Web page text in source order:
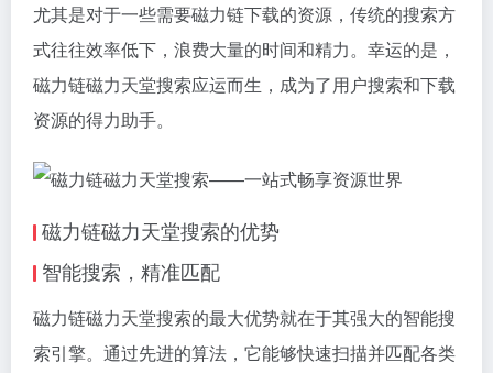
尤其是对于一些需要磁力链下载的资源，传统的搜索方
式往往效率低下，浪费大量的时间和精力。幸运的是，
磁力链磁力天堂搜索应运而生，成为了用户搜索和下载
资源的得力助手。
磁力链磁力天堂搜索的优势
智能搜索，精准匹配
磁力链磁力天堂搜索的最大优势就在于其强大的智能搜
索引擎。通过先进的算法，它能够快速扫描并匹配各类